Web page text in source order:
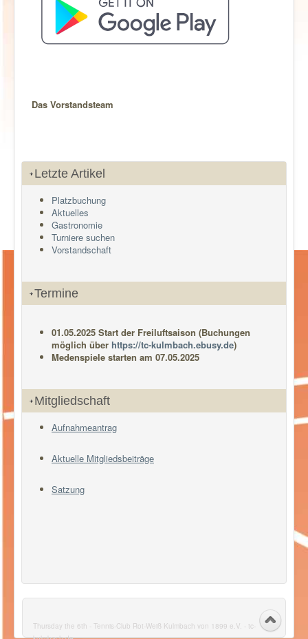
Das Vorstandsteam
Letzte Artikel
Platzbuchung
Aktuelles
Gastronomie
Turniere suchen
Vorstandschaft
Termine
01.05.2025 Start der Freiluftsaison (Buchungen
möglich über https://tc-kulmbach.ebusy.de)
Medenspiele starten am 07.05.2025
Mitgliedschaft
Aufnahmeantrag
Aktuelle Mitgliedsbeiträge
Satzung
Thursday the 6th - Tennis-Club Rot-Weiß Kulmbach von 1899 e.V. - tc-